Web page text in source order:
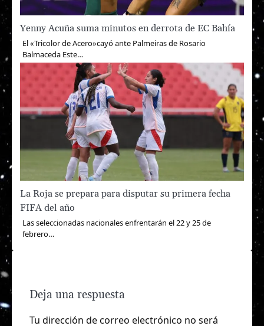
Yenny Acuña suma minutos en derrota de EC Bahía
El «Tricolor de Acero»cayó ante Palmeiras de Rosario
Balmaceda Este…
La Roja se prepara para disputar su primera fecha
FIFA del año
Las seleccionadas nacionales enfrentarán el 22 y 25 de
febrero…
Deja una respuesta
Tu dirección de correo electrónico no será